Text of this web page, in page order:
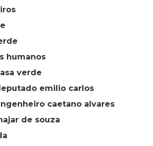
humanos
verde
emilio carlos
caetano alvares
de souza